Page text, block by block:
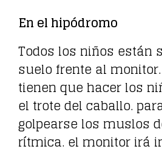
En el hipódromo
Todos los niños están
suelo frente al
tienen que hacer los
el trote del caballo.
golpearse los muslos
rítmica. el monitor irá